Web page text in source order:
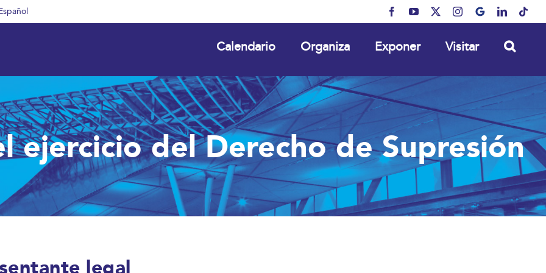
FacebookYouTube Instagram
MyBusinessLinkedIn
Calendario Organiza Exponer Visitar
ejercicio del Derecho de Supresión
legal